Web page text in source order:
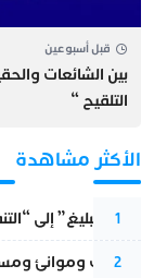
قبل أسبوعين
بين الشائعات
التلقيح “
الأكثر مشاهدة
1
من “التبليغ” إلى
2
قطارات وموانئ